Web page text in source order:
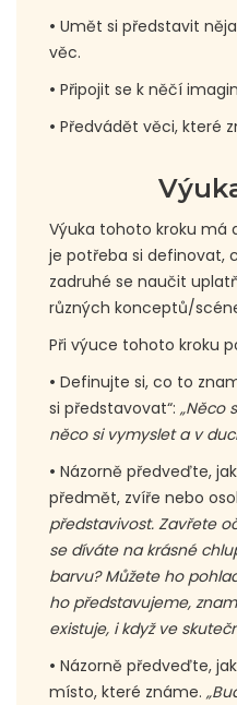
• Umět si představit
věc.
• Připojit se k něčí
• Předvádět věci, které
Výuka tohoto kroku má
je potřeba si definovat,
zadruhé se naučit
různých konceptů/
Při výuce tohoto kroku
• Definujte si, co to
si představovat“: „Něco
něco si vymyslet a v
• Názorně předveďte,
předmět, zvíře nebo
představivost. Zavřete
se díváte na krásné
barvu? Můžete ho
ho představujeme,
existuje, i když ve
• Názorně předveďte,
místo, které známe.